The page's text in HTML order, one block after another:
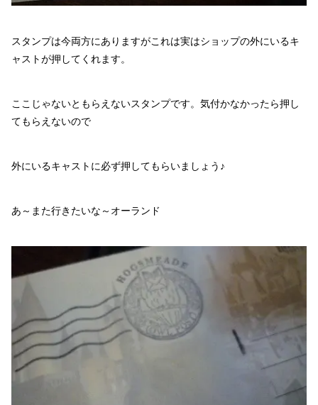
スタンプは今両方にありますがこれは実はショップの外にいるキ
ャストが押してくれます。
ここじゃないともらえないスタンプです。気付かなかったら押し
てもらえないので
外にいるキャストに必ず押してもらいましょう♪
あ～また行きたいな～オーランド